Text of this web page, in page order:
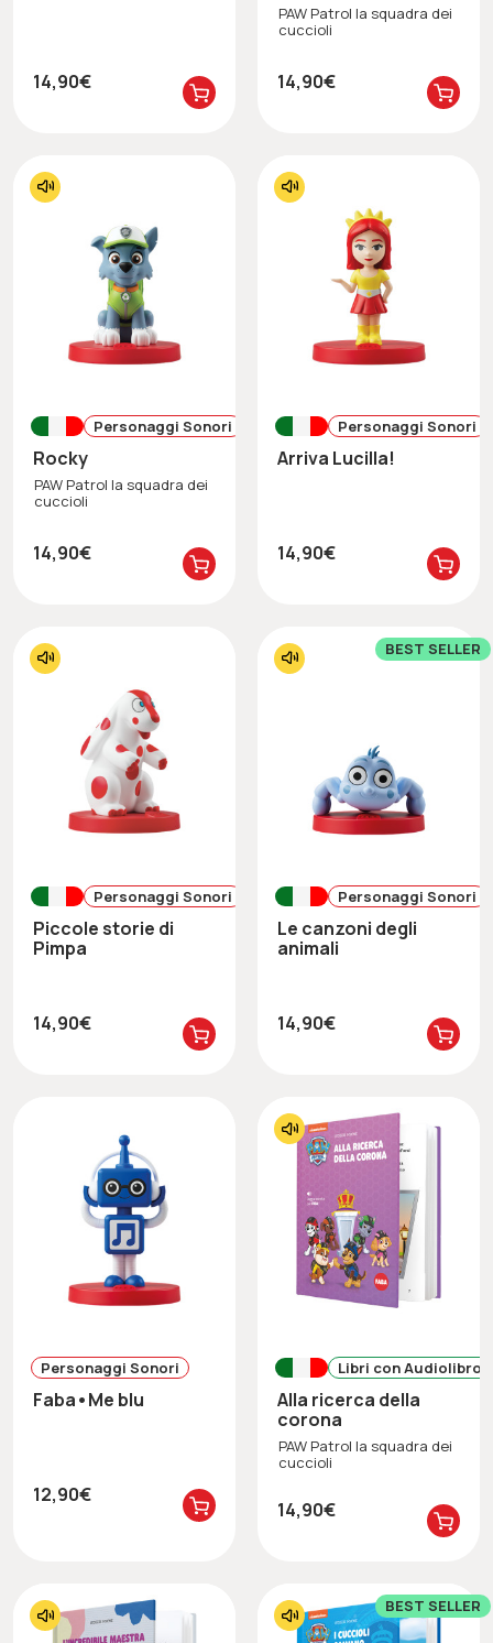
14,90€
PAW Patrol la squadra dei
cuccioli
14,90€
Personaggi Sonori
Rocky
PAW Patrol la squadra dei
cuccioli
14,90€
Personaggi Sonori
Arriva Lucilla!
14,90€
Personaggi Sonori
Piccole storie di
Pimpa
14,90€
BEST SELLER
Personaggi Sonori
Le canzoni degli
animali
14,90€
Personaggi Sonori
Faba•Me blu
12,90€
Libri con Audiolibro
Alla ricerca della
corona
PAW Patrol la squadra dei
cuccioli
14,90€
BEST SELLER